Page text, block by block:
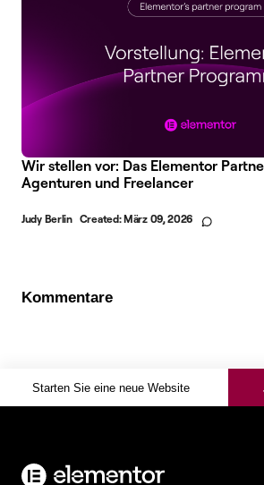
Wir stellen vor: Das Elementor
Agenturen und Freelancer
Judy Berlin Created:März 09, 2026
Kommentare
Starten Sie eine neue Website